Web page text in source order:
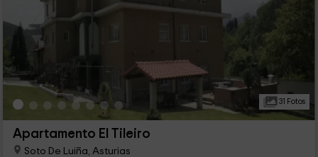
31 Fotos
Apartamento El Tileiro
Soto De Luiña, Asturias